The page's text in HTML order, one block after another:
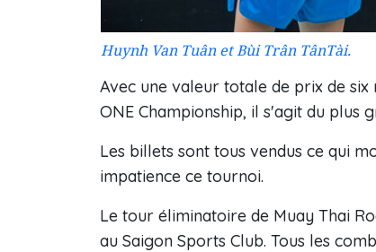
Huynh Van Tuân et Bùi Trân TânTài.
Avec une valeur totale de prix de
ONE Championship, il s'agit du plus
Les billets sont tous vendus ce qui
impatience ce tournoi.
Le tour éliminatoire de Muay Thai
au Saigon Sports Club. Tous les